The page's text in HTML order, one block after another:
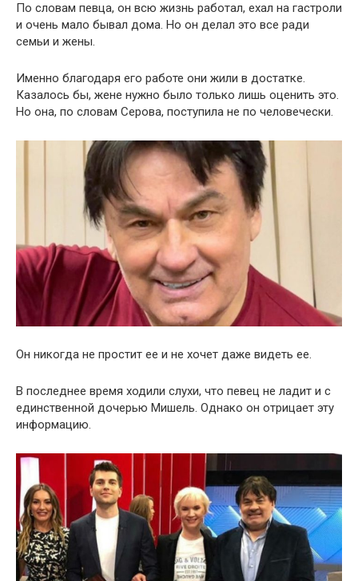
По словам певца, он всю жизнь работал, ехал на гастроли
и очень мало бывал дома. Но он делал это все ради
семьи и жены.
Именно благодаря его работе они жили в достатке.
Казалось бы, жене нужно было только лишь оценить это.
Но она, по словам Серова, поступила не по человечески.
Он никогда не простит ее и не хочет даже видеть ее.
В последнее время ходили слухи, что певец не ладит и с
единственной дочерью Мишель. Однако он отрицает эту
информацию.